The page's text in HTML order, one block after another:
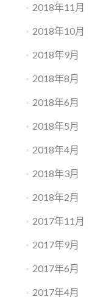
2018年11月
2018年10月
2018年9月
2018年8月
2018年6月
2018年5月
2018年4月
2018年3月
2018年2月
2017年11月
2017年9月
2017年6月
2017年4月